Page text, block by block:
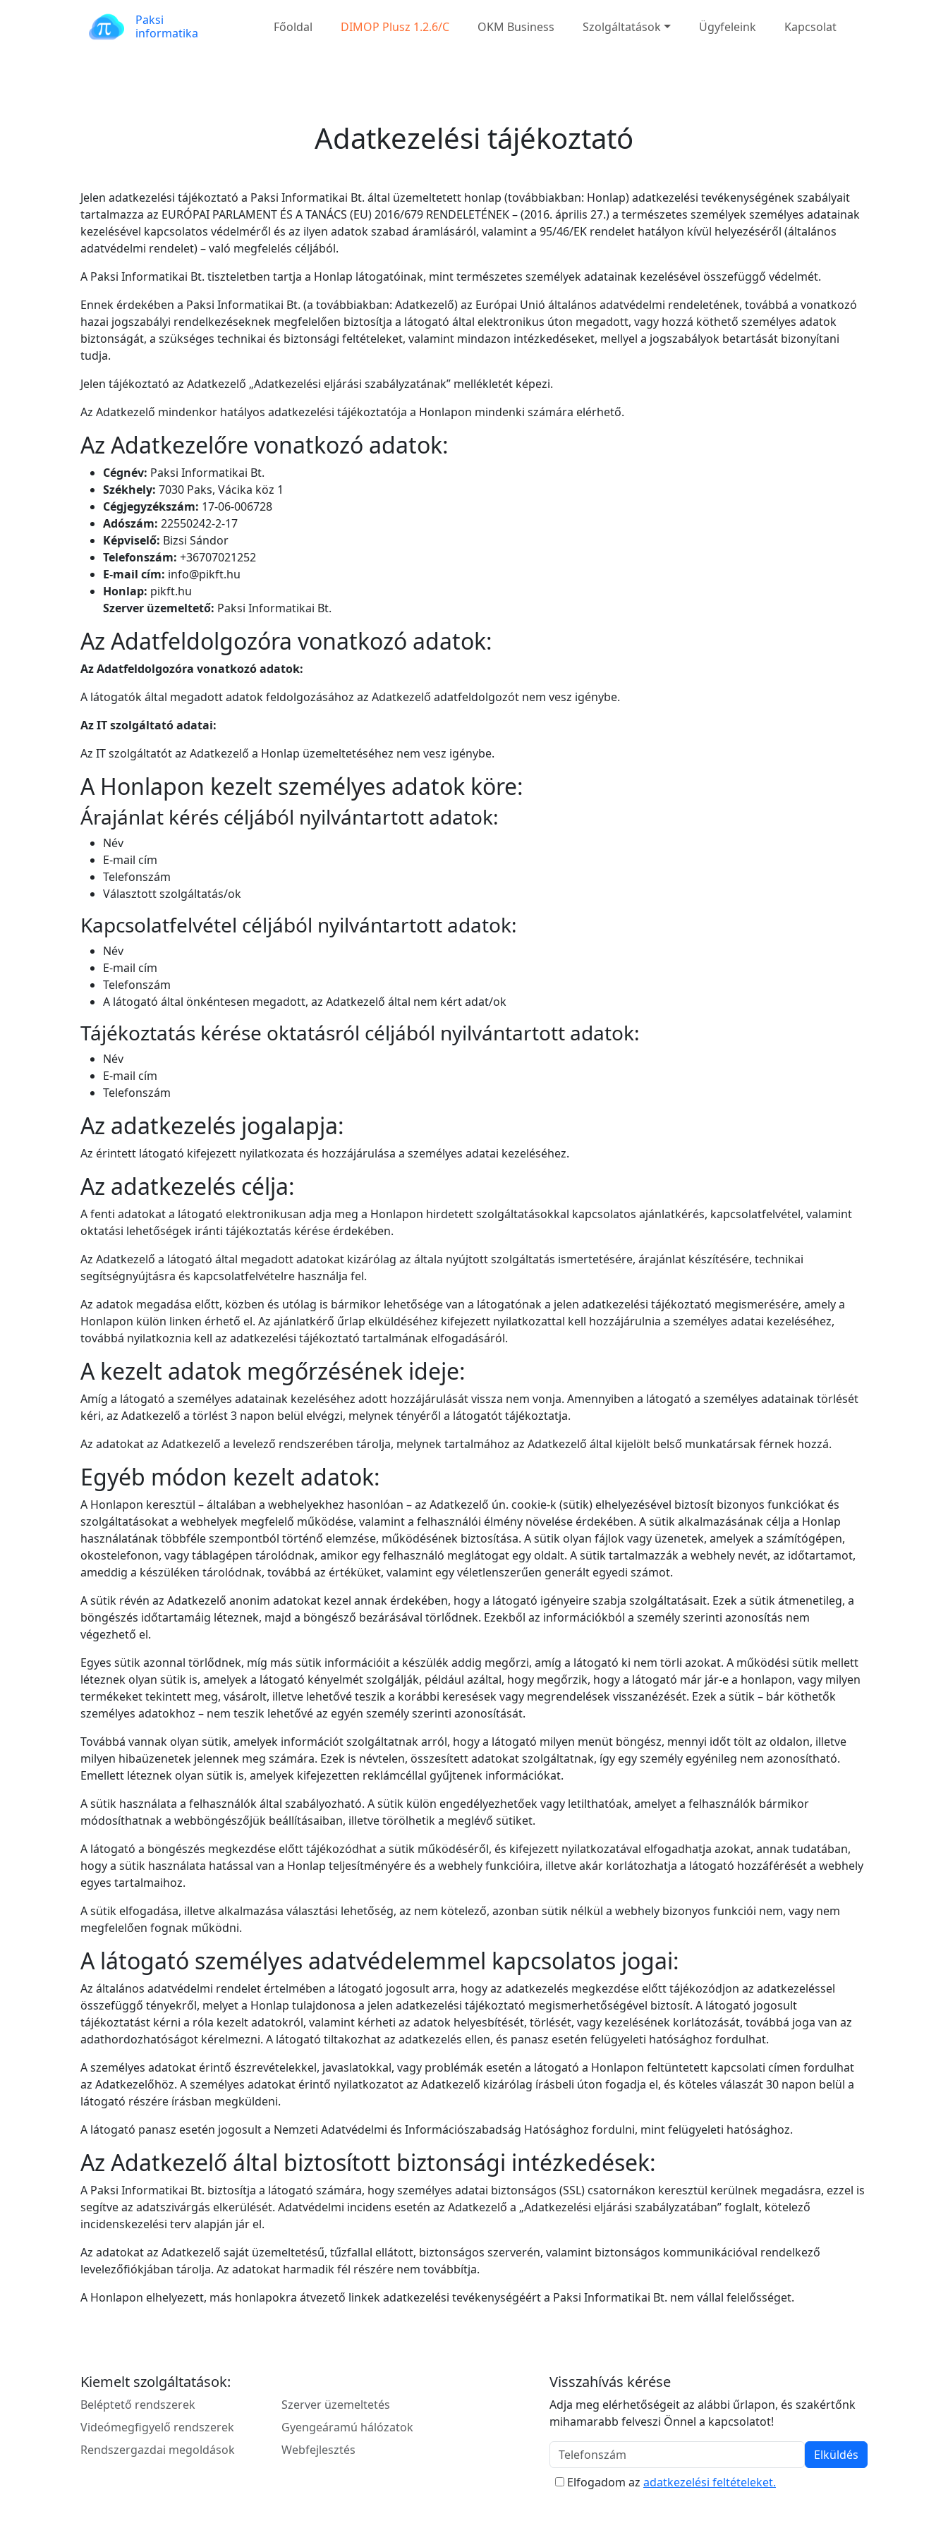
Paksi
informatika
Főoldal DIMOP Plusz 1.2.6/C OKM Business Szolgáltatások Ügyfeleink Kapcsolat
Adatkezelési tájékoztató
Jelen adatkezelési tájékoztató a Paksi Informatikai Bt. által üzemeltetett honlap (továbbiakban: Honlap) adatkezelési tevékenységének szabályait
tartalmazza az EURÓPAI PARLAMENT ÉS A TANÁCS (EU) 2016/679 RENDELETÉNEK – (2016. április 27.) a természetes személyek személyes adatainak
kezelésével kapcsolatos védelméről és az ilyen adatok szabad áramlásáról, valamint a 95/46/EK rendelet hatályon kívül helyezéséről (általános
adatvédelmi rendelet) – való megfelelés céljából.
A Paksi Informatikai Bt. tiszteletben tartja a Honlap látogatóinak, mint természetes személyek adatainak kezelésével összefüggő védelmét.
Ennek érdekében a Paksi Informatikai Bt. (a továbbiakban: Adatkezelő) az Európai Unió általános adatvédelmi rendeletének, továbbá a vonatkozó
hazai jogszabályi rendelkezéseknek megfelelően biztosítja a látogató által elektronikus úton megadott, vagy hozzá köthető személyes adatok
biztonságát, a szükséges technikai és biztonsági feltételeket, valamint mindazon intézkedéseket, mellyel a jogszabályok betartását bizonyítani
tudja.
Jelen tájékoztató az Adatkezelő „Adatkezelési eljárási szabályzatának” mellékletét képezi.
Az Adatkezelő mindenkor hatályos adatkezelési tájékoztatója a Honlapon mindenki számára elérhető.
Az Adatkezelőre vonatkozó adatok:
Cégnév: Paksi Informatikai Bt.
Székhely: 7030 Paks, Vácika köz 1
Cégjegyzékszám: 17-06-006728
Adószám: 22550242-2-17
Képviselő: Bizsi Sándor
Telefonszám: +36707021252
E-mail cím: info@pikft.hu
Honlap: pikft.hu
Szerver üzemeltető: Paksi Informatikai Bt.
Az Adatfeldolgozóra vonatkozó adatok:
Az Adatfeldolgozóra vonatkozó adatok:
A látogatók által megadott adatok feldolgozásához az Adatkezelő adatfeldolgozót nem vesz igénybe.
Az IT szolgáltató adatai:
Az IT szolgáltatót az Adatkezelő a Honlap üzemeltetéséhez nem vesz igénybe.
A Honlapon kezelt személyes adatok köre:
Árajánlat kérés céljából nyilvántartott adatok:
Név
E-mail cím
Telefonszám
Választott szolgáltatás/ok
Kapcsolatfelvétel céljából nyilvántartott adatok:
Név
E-mail cím
Telefonszám
A látogató által önkéntesen megadott, az Adatkezelő által nem kért adat/ok
Tájékoztatás kérése oktatásról céljából nyilvántartott adatok:
Név
E-mail cím
Telefonszám
Az adatkezelés jogalapja:
Az érintett látogató kifejezett nyilatkozata és hozzájárulása a személyes adatai kezeléséhez.
Az adatkezelés célja:
A fenti adatokat a látogató elektronikusan adja meg a Honlapon hirdetett szolgáltatásokkal kapcsolatos ajánlatkérés, kapcsolatfelvétel, valamint
oktatási lehetőségek iránti tájékoztatás kérése érdekében.
Az Adatkezelő a látogató által megadott adatokat kizárólag az általa nyújtott szolgáltatás ismertetésére, árajánlat készítésére, technikai
segítségnyújtásra és kapcsolatfelvételre használja fel.
Az adatok megadása előtt, közben és utólag is bármikor lehetősége van a látogatónak a jelen adatkezelési tájékoztató megismerésére, amely a
Honlapon külön linken érhető el. Az ajánlatkérő űrlap elküldéséhez kifejezett nyilatkozattal kell hozzájárulnia a személyes adatai kezeléséhez,
továbbá nyilatkoznia kell az adatkezelési tájékoztató tartalmának elfogadásáról.
A kezelt adatok megőrzésének ideje:
Amíg a látogató a személyes adatainak kezeléséhez adott hozzájárulását vissza nem vonja. Amennyiben a látogató a személyes adatainak törlését
kéri, az Adatkezelő a törlést 3 napon belül elvégzi, melynek tényéről a látogatót tájékoztatja.
Az adatokat az Adatkezelő a levelező rendszerében tárolja, melynek tartalmához az Adatkezelő által kijelölt belső munkatársak férnek hozzá.
Egyéb módon kezelt adatok:
A Honlapon keresztül – általában a webhelyekhez hasonlóan – az Adatkezelő ún. cookie-k (sütik) elhelyezésével biztosít bizonyos funkciókat és
szolgáltatásokat a webhelyek megfelelő működése, valamint a felhasználói élmény növelése érdekében. A sütik alkalmazásának célja a Honlap
használatának többféle szempontból történő elemzése, működésének biztosítása. A sütik olyan fájlok vagy üzenetek, amelyek a számítógépen,
okostelefonon, vagy táblagépen tárolódnak, amikor egy felhasználó meglátogat egy oldalt. A sütik tartalmazzák a webhely nevét, az időtartamot,
ameddig a készüléken tárolódnak, továbbá az értéküket, valamint egy véletlenszerűen generált egyedi számot.
A sütik révén az Adatkezelő anonim adatokat kezel annak érdekében, hogy a látogató igényeire szabja szolgáltatásait. Ezek a sütik átmenetileg, a
böngészés időtartamáig léteznek, majd a böngésző bezárásával törlődnek. Ezekből az információkból a személy szerinti azonosítás nem
végezhető el.
Egyes sütik azonnal törlődnek, míg más sütik információit a készülék addig megőrzi, amíg a látogató ki nem törli azokat. A működési sütik mellett
léteznek olyan sütik is, amelyek a látogató kényelmét szolgálják, például azáltal, hogy megőrzik, hogy a látogató már jár-e a honlapon, vagy milyen
termékeket tekintett meg, vásárolt, illetve lehetővé teszik a korábbi keresések vagy megrendelések visszanézését. Ezek a sütik – bár köthetők
személyes adatokhoz – nem teszik lehetővé az egyén személy szerinti azonosítását.
Továbbá vannak olyan sütik, amelyek információt szolgáltatnak arról, hogy a látogató milyen menüt böngész, mennyi időt tölt az oldalon, illetve
milyen hibaüzenetek jelennek meg számára. Ezek is névtelen, összesített adatokat szolgáltatnak, így egy személy egyénileg nem azonosítható.
Emellett léteznek olyan sütik is, amelyek kifejezetten reklámcéllal gyűjtenek információkat.
A sütik használata a felhasználók által szabályozható. A sütik külön engedélyezhetőek vagy letilthatóak, amelyet a felhasználók bármikor
módosíthatnak a webböngészőjük beállításaiban, illetve törölhetik a meglévő sütiket.
A látogató a böngészés megkezdése előtt tájékozódhat a sütik működéséről, és kifejezett nyilatkozatával elfogadhatja azokat, annak tudatában,
hogy a sütik használata hatással van a Honlap teljesítményére és a webhely funkcióira, illetve akár korlátozhatja a látogató hozzáférését a webhely
egyes tartalmaihoz.
A sütik elfogadása, illetve alkalmazása választási lehetőség, az nem kötelező, azonban sütik nélkül a webhely bizonyos funkciói nem, vagy nem
megfelelően fognak működni.
A látogató személyes adatvédelemmel kapcsolatos jogai:
Az általános adatvédelmi rendelet értelmében a látogató jogosult arra, hogy az adatkezelés megkezdése előtt tájékozódjon az adatkezeléssel
összefüggő tényekről, melyet a Honlap tulajdonosa a jelen adatkezelési tájékoztató megismerhetőségével biztosít. A látogató jogosult
tájékoztatást kérni a róla kezelt adatokról, valamint kérheti az adatok helyesbítését, törlését, vagy kezelésének korlátozását, továbbá joga van az
adathordozhatóságot kérelmezni. A látogató tiltakozhat az adatkezelés ellen, és panasz esetén felügyeleti hatósághoz fordulhat.
A személyes adatokat érintő észrevételekkel, javaslatokkal, vagy problémák esetén a látogató a Honlapon feltüntetett kapcsolati címen fordulhat
az Adatkezelőhöz. A személyes adatokat érintő nyilatkozatot az Adatkezelő kizárólag írásbeli úton fogadja el, és köteles válaszát 30 napon belül a
látogató részére írásban megküldeni.
A látogató panasz esetén jogosult a Nemzeti Adatvédelmi és Információszabadság Hatósághoz fordulni, mint felügyeleti hatósághoz.
Az Adatkezelő által biztosított biztonsági intézkedések:
A Paksi Informatikai Bt. biztosítja a látogató számára, hogy személyes adatai biztonságos (SSL) csatornákon keresztül kerülnek megadásra, ezzel is
segítve az adatszivárgás elkerülését. Adatvédelmi incidens esetén az Adatkezelő a „Adatkezelési eljárási szabályzatában” foglalt, kötelező
incidenskezelési terv alapján jár el.
Az adatokat az Adatkezelő saját üzemeltetésű, tűzfallal ellátott, biztonságos szerverén, valamint biztonságos kommunikációval rendelkező
levelezőfiókjában tárolja. Az adatokat harmadik fél részére nem továbbítja.
A Honlapon elhelyezett, más honlapokra átvezető linkek adatkezelési tevékenységéért a Paksi Informatikai Bt. nem vállal felelősséget.
Kiemelt szolgáltatások:
Beléptető rendszerek
Videómegfigyelő rendszerek
Rendszergazdai megoldások
Szerver üzemeltetés
Gyengeáramú hálózatok
Webfejlesztés
Visszahívás kérése
Adja meg elérhetőségeit az alábbi űrlapon, és szakértőnk
mihamarabb felveszi Önnel a kapcsolatot!
Telefon
Elküldés
Elfogadom az adatkezelési feltételeket.